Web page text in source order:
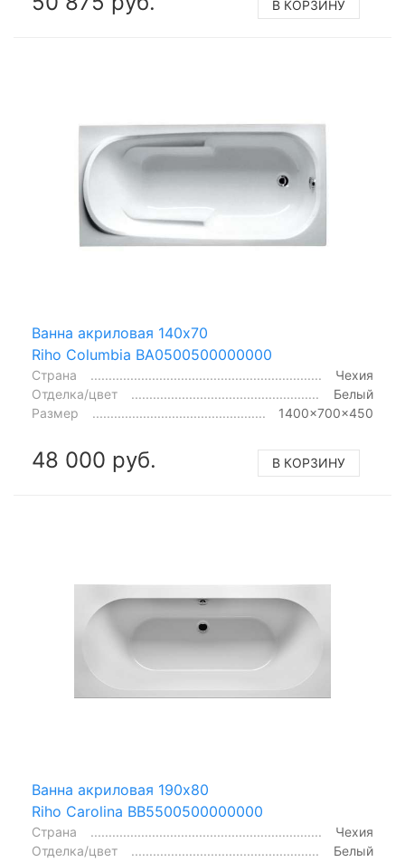
В КОРЗИНУ
Ванна акриловая 140x70
Riho Columbia BA0500500000000
Страна
Чехия
Отделка/цвет
Белый
Размер
1400x700x450
48 000 руб. В КОРЗИНУ
Ванна акриловая 190x80
Riho Carolina BB5500500000000
Страна
Чехия
Отделка/цвет
Белый